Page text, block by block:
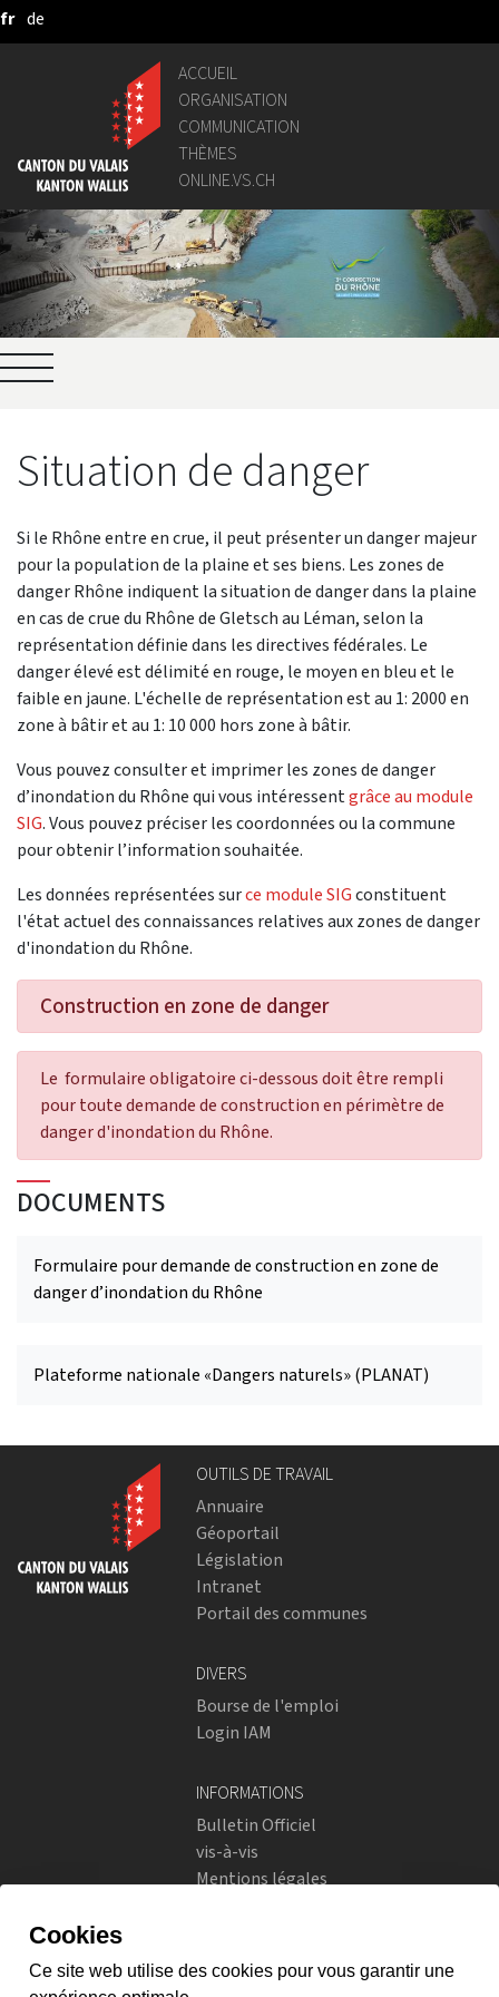
Saut au contenu principal
fr de
ACCUEIL
ORGANISATION
COMMUNICATION
THÈMES
ONLINE.VS.CH
Situation de danger
Si le Rhône entre en crue, il peut présenter un danger majeur
pour la population de la plaine et ses biens. Les zones de
danger Rhône indiquent la situation de danger dans la plaine
en cas de crue du Rhône de Gletsch au Léman, selon la
représentation définie dans les directives fédérales. Le
danger élevé est délimité en rouge, le moyen en bleu et le
faible en jaune. L'échelle de représentation est au 1: 2000 en
zone à bâtir et au 1: 10 000 hors zone à bâtir.
Vous pouvez consulter et imprimer les zones de danger
d’inondation du Rhône qui vous intéressentgrâce au module
SIG. Vous pouvez préciser les coordonnées ou la commune
pour obtenir l’information souhaitée.
Les données représentées surce module SIGconstituent
l'état actuel des connaissances relatives aux zones de danger
d'inondation du Rhône.
Construction en zone de danger
Le formulaire obligatoire ci-dessous doit être rempli
pour toute demande de construction en périmètre de
danger d'inondation du Rhône.
DOCUMENTS
Formulaire pour demande de construction en zone de
danger d’inondation du Rhône
Plateforme nationale «Dangers naturels» (PLANAT)
OUTILS DE TRAVAIL
Annuaire
Géoportail
Législation
Intranet
Portail des communes
DIVERS
Bourse de l'emploi
Login IAM
INFORMATIONS
Bulletin Officiel
vis-à-vis
Mentions légales